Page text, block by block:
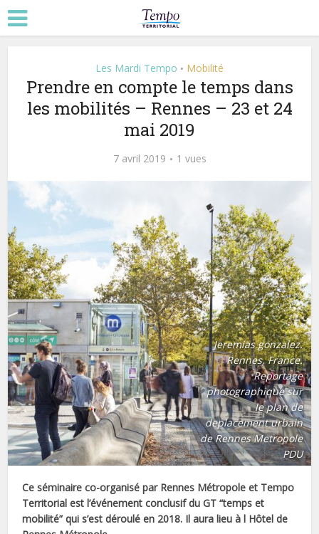
Les Mardi Tempo • Mobilité
Prendre en compte le temps dans
les mobilités – Rennes – 23 et 24
mai 2019
7 avril 2019 1 vues
Jeremias gonzalez.
Rennes, France.
Reportage
photographique sur
le plan de
deplacement urbain
de Rennes Metropole
PDU
Ce séminaire co-organisé par Rennes Métropole et Tempo
Territorial est l’événement conclusif du GT “temps et
mobilité” qui s’est déroulé en 2018. Il aura lieu à l Hôtel de